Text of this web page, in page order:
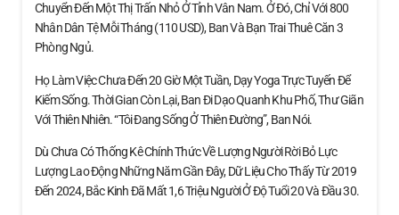
Chuyển Đến Một Thị Trấn Nhỏ Ở Tỉnh Vân Nam. Ở Đó, Chỉ Với 800
Nhân Dân Tệ Mỗi Tháng (110 USD), Ban Và Bạn Trai Thuê Căn 3
Phòng Ngủ.
Họ Làm Việc Chưa Đến 20 Giờ Một Tuần, Dạy Yoga Trực Tuyến Để
Kiếm Sống. Thời Gian Còn Lại, Ban Đi Dạo Quanh Khu Phố, Thư Giãn
Với Thiên Nhiên. “Tôi Đang Sống Ở Thiên Đường”, Ban Nói.
Dù Chưa Có Thống Kê Chính Thức Về Lượng Người Rời Bỏ Lực
Lượng Lao Động Những Năm Gần Đây, Dữ Liệu Cho Thấy Từ 2019
Đến 2024, Bắc Kinh Đã Mất 1,6 Triệu Người Ở Độ Tuổi 20 Và Đầu 30.